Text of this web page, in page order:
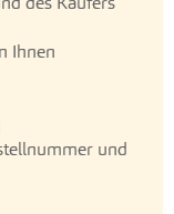
Ihnen
und